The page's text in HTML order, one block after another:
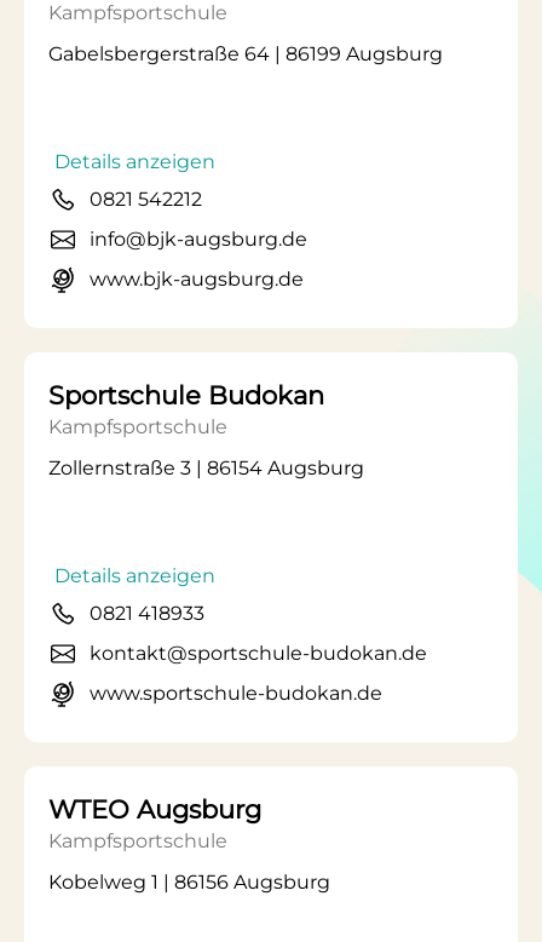
Kampfsportschule
Gabelsbergerstraße 64 | 86199 Augsburg
Details anzeigen
0821 542212
info@bjk-augsburg.de
www.bjk-augsburg.de
Sportschule Budokan
Kampfsportschule
Zollernstraße 3 | 86154 Augsburg
Details anzeigen
0821 418933
kontakt@sportschule-budokan.de
www.sportschule-budokan.de
WTEO Augsburg
Kampfsportschule
Kobelweg 1 | 86156 Augsburg